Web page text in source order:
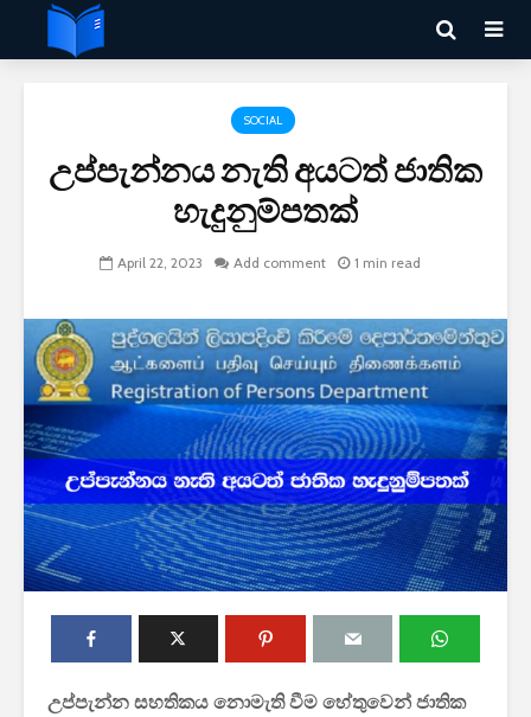
SOCIAL
උප්පැන්නය නැති අයටත් ජාතික
හැදුනුම්පතක්
April 22, 2023 Add comment 1 min read
උප්පැන්න සහතිකය නොමැති වීම හේතුවෙන් ජාතික